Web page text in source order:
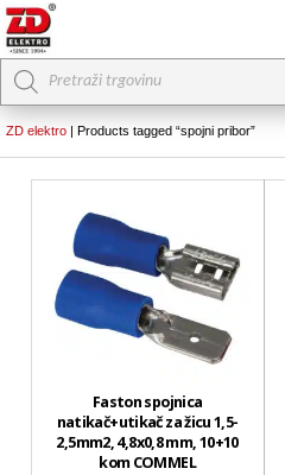
Products
search
ZD elektro | Products tagged “spojni pribor”
Faston spojnica
natikač+utikač za žicu 1,5-
2,5mm2, 4,8x0,8 mm, 10+10
kom COMMEL